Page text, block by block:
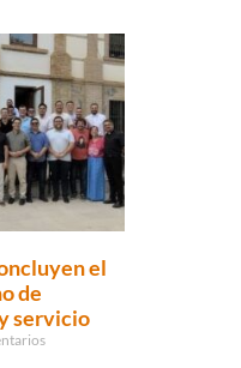
el
de
servicio